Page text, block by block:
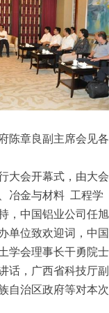
陈章良副主席会见各
大会开幕式，由大会
冶金与材料 工程学
，中国铝业公司任旭
单位致欢迎词，中国
学会理事长干勇院士
话，广西省科技厅副
自治区政府等对本次